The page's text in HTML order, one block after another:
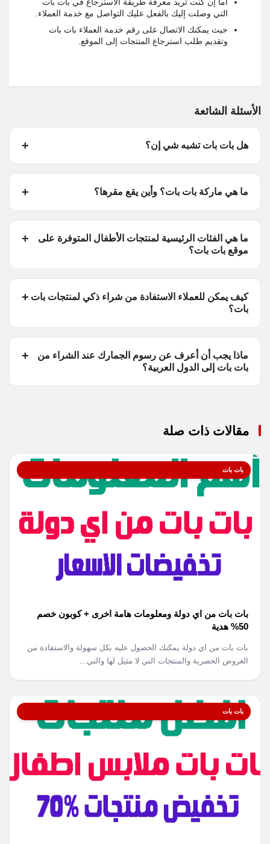
التي وصلت إليك بالفعل عليك التواصل مع خدمة العملاء.
حيث يمكنك الاتصال على رقم خدمة العملاء بات بات
وتقديم طلب استرجاع المنتجات إلى الموقع.
الأسئلة الشائعة
هل بات بات تشبه شي إن؟
ما هي ماركة بات بات؟ وأين يقع مقرها؟
ما هي الفئات الرئيسية لمنتجات الأطفال المتوفرة على
موقع بات بات؟
كيف يمكن للعملاء الاستفادة من شراء ذكي لمنتجات بات
بات؟
ماذا يجب أن أعرف عن رسوم الجمارك عند الشراء من
بات بات إلى الدول العربية؟
مقالات ذات صلة
بات بات
بات بات من اي دولة ومعلومات هامة اخرى + كوبون خصم
50% هدية
بات بات من اي دولة يمكنك الحصول عليه بكل سهولة والاستفادة من
العروض الحصرية والمنتجات التي لا مثيل لها والتي...
بات بات